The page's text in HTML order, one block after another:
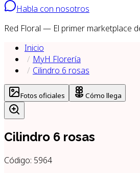
Habla con nosotros
Red Floral — El primer marketplace
Inicio
MyH Florería
Cilindro 6 rosas
Fotos oficiales Cómo llega
Cilindro 6 rosas
Código: 5964